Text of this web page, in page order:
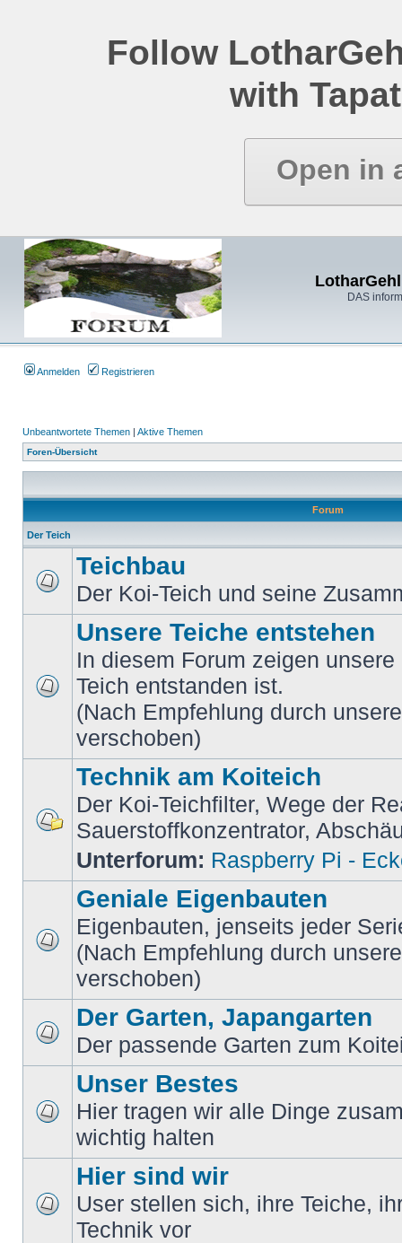
Follow
with
Open in
DAS
Anmelden Registrieren
Unbeantwortete Themen | Aktive Themen
Foren-Übersicht
Forum
Der Teich
Teichbau
Der Koi-Teich und seine
Unsere Teiche entstehen
In diesem Forum zeigen
Teich entstanden ist.
(Nach Empfehlung durch
verschoben)
Technik am Koiteich
Der Koi-Teichfilter, Wege der
Sauerstoffkonzentrator,
Unterforum: Raspberry Pi -
Geniale Eigenbauten
Eigenbauten, jenseits jeder
(Nach Empfehlung durch
verschoben)
Der Garten, Japangarten
Der passende Garten zum
Unser Bestes
Hier tragen wir alle Dinge
wichtig halten
Hier sind wir
User stellen sich, ihre Teiche,
Technik vor